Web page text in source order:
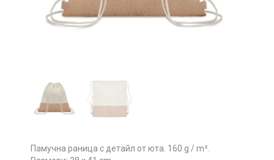
Памучна раница с детайл от юта. 160 g / m².